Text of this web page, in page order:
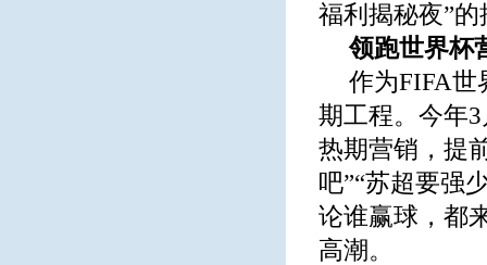
福利揭秘夜”
领跑世界杯
作为FIFA世
期工程。今年
热期营销，提
吧”“苏超要强
论谁赢球，都
高潮。